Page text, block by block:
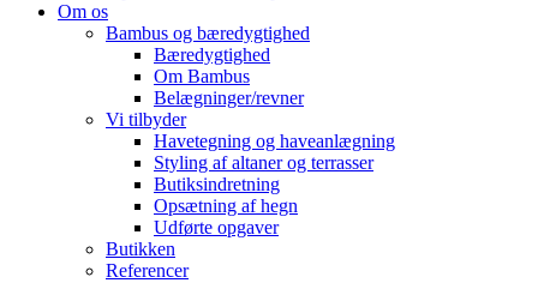
Om os
Bambus og bæredygtighed
Bæredygtighed
Om Bambus
Belægninger/revner
Vi tilbyder
Havetegning og haveanlægning
Styling af altaner og terrasser
Butiksindretning
Opsætning af hegn
Udførte opgaver
Butikken
Referencer